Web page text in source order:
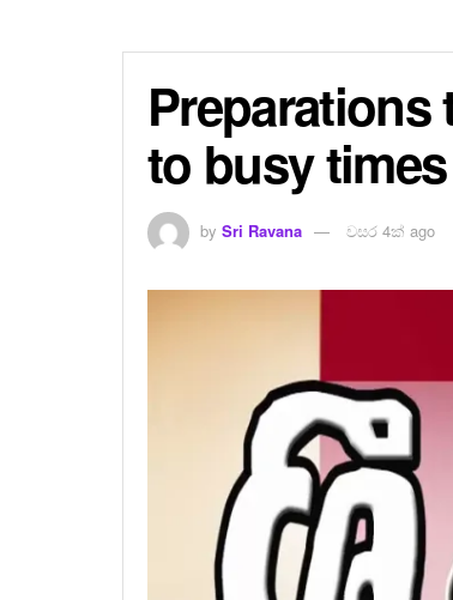
to busy
by Sri Ravana වසර 4ක් ago